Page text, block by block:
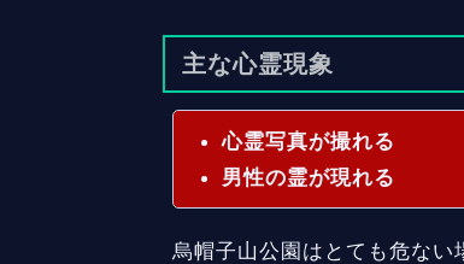
主な心霊現象
心霊写真が撮れる
男性の霊が現れる
烏帽子山公園はとても危ない